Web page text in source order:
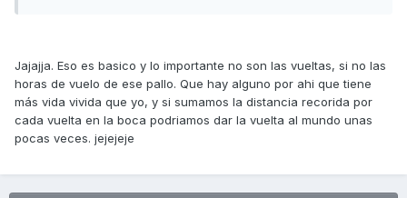
Jajajja. Eso es basico y lo importante no son las vueltas, si no las
horas de vuelo de ese pallo. Que hay alguno por ahi que tiene
más vida vivida que yo, y si sumamos la distancia recorida por
cada vuelta en la boca podriamos dar la vuelta al mundo unas
pocas veces. jejejeje